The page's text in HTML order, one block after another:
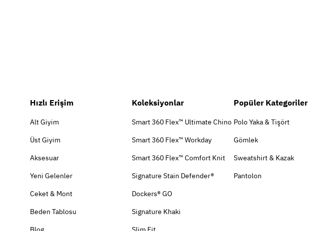
Hızlı Erişim
Alt Giyim
Üst Giyim
Aksesuar
Yeni Gelenler
Ceket & Mont
Beden Tablosu
Koleksiyonlar
Smart 360 Flex™ Ultimate Chino
Smart 360 Flex™ Workday
Smart 360 Flex™ Comfort Knit
Signature Stain Defender®
Dockers® GO
Signature Khaki
Popüler Kategoriler
Polo Yaka & Tişört
Gömlek
Sweatshirt & Kazak
Pantolon